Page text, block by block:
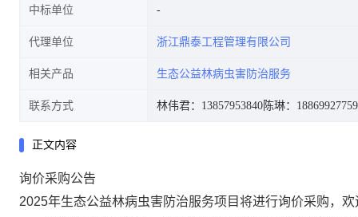
中标单位
代理单位 浙江鼎泰工程管理有限公司
相关产品 生态公益林病虫害防治服务
联系方式 林伟君：13857953840陈琳：18869927759
正文内容
询价采购公告
2025年生态公益林病虫害防治服务项目将进行询价采购，